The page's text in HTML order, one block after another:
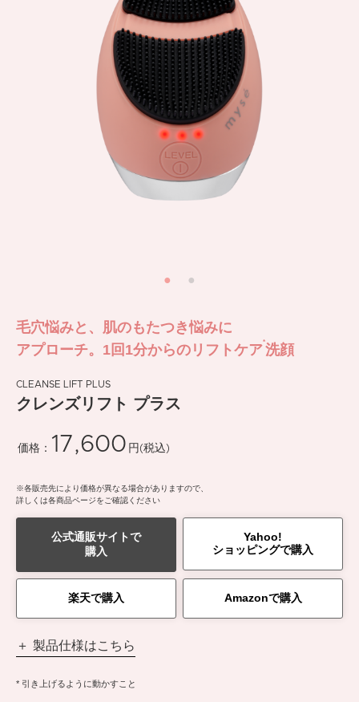
毛穴悩みと、肌のもたつき悩みに
アプローチ。 1回1分からのリフトケア*洗顔
CLEANSE LIFT PLUS
クレンズリフト プラス
価格： 17,600 円(税込)
※各販売先により価格が異なる場合がありますので、
詳しくは各商品ページをご確認ください
公式通販サイトで
購入
Yahoo!
ショッピングで購入
楽天で購入 Amazonで購入
製品仕様はこちら
* 引き上げるように動かすこと